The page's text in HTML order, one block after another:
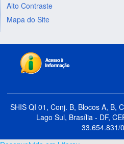
Alto Contraste
Mapa do Site
SHIS QI 01, Conj. B, Blocos A, B,
Lago Sul, Brasília - DF,
33.654.831/